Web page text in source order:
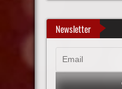
Newsletter